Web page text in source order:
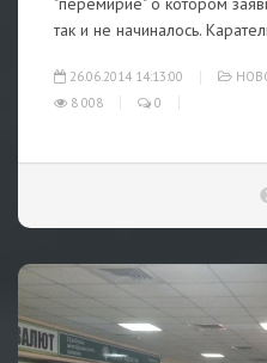
так и не начиналось.
26.06.2014 14:13:00
8 008
0